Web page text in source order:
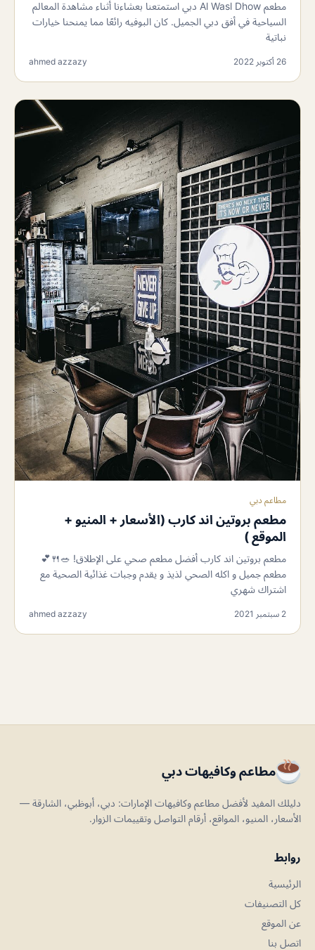
مطعم Al Wasl Dhow دبي استمتعنا بعشاءنا أثناء مشاهدة المعالم
السياحية في أفق دبي الجميل. كان البوفيه رائعًا مما يمنحنا خيارات
نباتية
26 أكتوبر 2022 ahmed azzazy
مطاعم دبي
مطعم بروتين اند كارب (الأسعار + المنيو +
الموقع )
مطعم بروتين اند كارب أفضل مطعم صحي على الإطلاق! 🥗🍴💕
مطعم جميل و اكله الصحي لذيذ و يقدم وجبات غذائية الصحية مع
اشتراك شهري
2 سبتمبر 2021 ahmed azzazy
مطاعم وكافيهات دبي
دليلك المفيد لأفضل مطاعم وكافيهات الإمارات: دبي، أبوظبي، الشارقة —
الأسعار، المنيو، المواقع، أرقام التواصل وتقييمات الزوار.
روابط
الرئيسية
كل التصنيفات
عن الموقع
اتصل بنا